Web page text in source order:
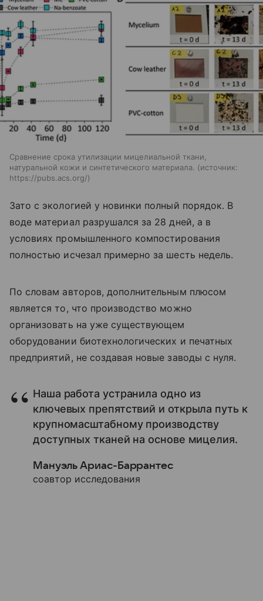
Сравнение срока утилизации мицелиальной ткани,
натуральной кожи и синтетического материала.
источник:
https://pubs.acs.org/
Зато с экологией у новинки полный порядок. В
воде материал разрушался за 28 дней, а в
условиях промышленного компостирования
полностью исчезал примерно за шесть недель.
По словам авторов, дополнительным плюсом
является то, что производство можно
организовать на уже существующем
оборудовании биотехнологических и печатных
предприятий, не создавая новые заводы с нуля.
Наша работа устранила одно из
ключевых препятствий и открыла путь к
крупномасштабному производству
доступных тканей на основе мицелия.
Мануэль Ариас-Баррантес
соавтор исследования